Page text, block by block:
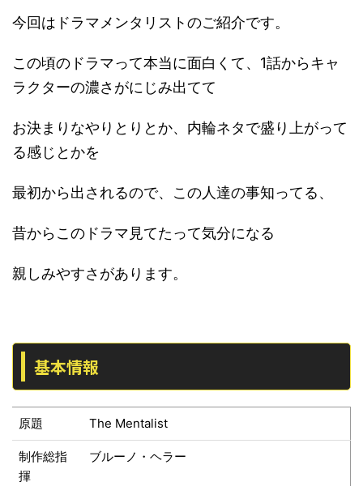
今回はドラマメンタリストのご紹介です。
この頃のドラマって本当に面白くて、1話からキャ
ラクターの濃さがにじみ出てて
お決まりなやりとりとか、内輪ネタで盛り上がって
る感じとかを
最初から出されるので、この人達の事知ってる、
昔からこのドラマ見てたって気分になる
親しみやすさがあります。
基本情報
原題 The Mentalist
制作総指
揮
ブルーノ・ヘラー